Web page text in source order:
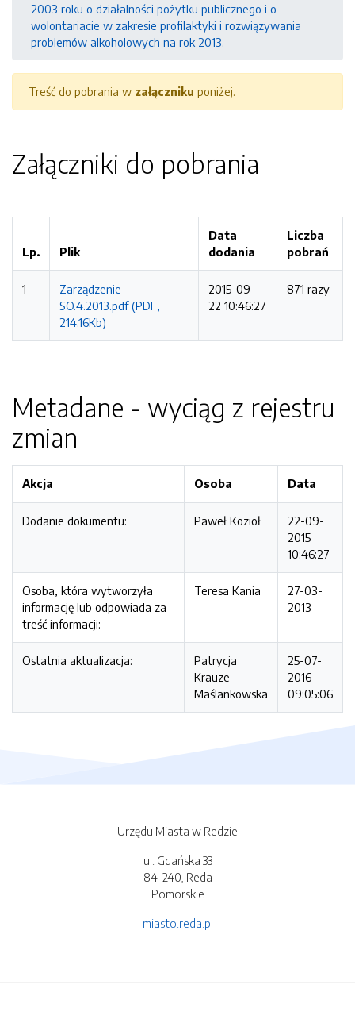
2003 roku o działalności pożytku publicznego i o
wolontariacie w zakresie profilaktyki i rozwiązywania
problemów alkoholowych na rok 2013.
Treść do pobrania w załączniku poniżej.
Załączniki do pobrania
Lp. Plik
Data
dodania
Liczba
pobrań
1
Zarządzenie
SO.4.2013.pdf (PDF,
214.16Kb)
2015-09-
22 10:46:27
871 razy
Metadane - wyciąg z rejestru
zmian
Akcja Osoba Data
Dodanie dokumentu: Paweł Kozioł
22-09-
2015
10:46:27
Osoba, która wytworzyła
informację lub odpowiada za
treść informacji:
Teresa Kania
27-03-
2013
Ostatnia aktualizacja:
Patrycja
Krauze-
Maślankowska
25-07-
2016
09:05:06
Urzędu Miasta w Redzie
ul. Gdańska 33
84-240, Reda
Pomorskie
miasto.reda.pl